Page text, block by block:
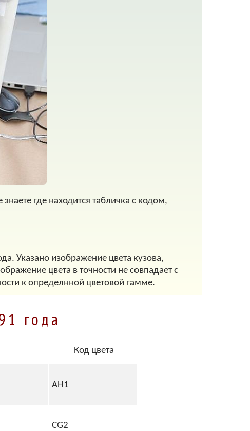
где находится табличка с кодом,
Указано изображение цвета кузова,
цвета в точности не совпадает с
к определнной цветовой гамме.
года
Код цвета
AH1
CG2